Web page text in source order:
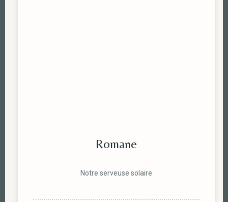
Romane
Notre serveuse solaire